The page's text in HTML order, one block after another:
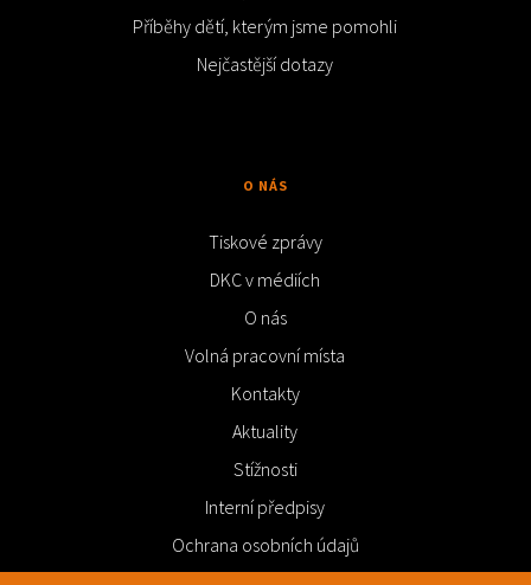
Příběhy dětí, kterým jsme pomohli
Nejčastější dotazy
O NÁS
Tiskové zprávy
DKC v médiích
O nás
Volná pracovní místa
Kontakty
Aktuality
Stížnosti
Interní předpisy
Ochrana osobních údajů